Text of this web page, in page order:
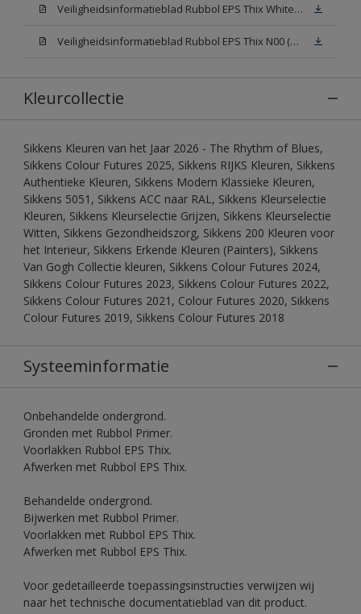
Veiligheidsinformatieblad Rubbol EPS Thix White W05 (MSDS)
Veiligheidsinformatieblad Rubbol EPS Thix N00 (MSDS)
Kleurcollectie
Sikkens Kleuren van het Jaar 2026 - The Rhythm of Blues,
Sikkens Colour Futures 2025, Sikkens RIJKS Kleuren, Sikkens
Authentieke Kleuren, Sikkens Modern Klassieke Kleuren,
Sikkens 5051, Sikkens ACC naar RAL, Sikkens Kleurselectie
Kleuren, Sikkens Kleurselectie Grijzen, Sikkens Kleurselectie
Witten, Sikkens Gezondheidszorg, Sikkens 200 Kleuren voor
het Interieur, Sikkens Erkende Kleuren (Painters), Sikkens
Van Gogh Collectie kleuren, Sikkens Colour Futures 2024,
Sikkens Colour Futures 2023, Sikkens Colour Futures 2022,
Sikkens Colour Futures 2021, Colour Futures 2020, Sikkens
Colour Futures 2019, Sikkens Colour Futures 2018
Systeeminformatie
Onbehandelde ondergrond.
Gronden met Rubbol Primer.
Voorlakken Rubbol EPS Thix.
Afwerken met Rubbol EPS Thix.
Behandelde ondergrond.
Bijwerken met Rubbol Primer.
Voorlakken met Rubbol EPS Thix.
Afwerken met Rubbol EPS Thix.
Voor gedetailleerde toepassingsinstructies verwijzen wij
naar het technische documentatieblad van dit product.